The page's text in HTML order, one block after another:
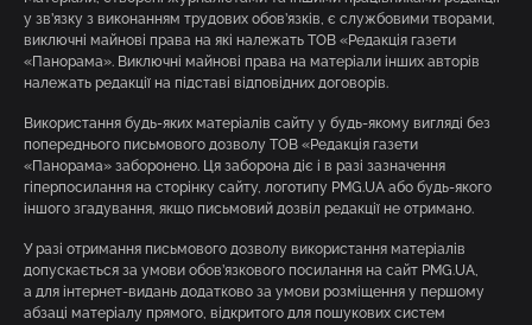
у зв’язку з виконанням трудових обов’язків, є службовими творами,
виключні майнові права на які належать ТОВ «Редакція газети
«Панорама». Виключні майнові права на матеріали інших авторів
належать редакції на підставі відповідних договорів.
Використання будь-яких матеріалів сайту у будь-якому вигляді без
попереднього письмового дозволу ТОВ «Редакція газети
«Панорама» заборонено. Ця заборона діє і в разі зазначення
гіперпосилання на сторінку сайту, логотипу PMG.UA або будь-якого
іншого згадування, якщо письмовий дозвіл редакції не отримано.
У разі отримання письмового дозволу використання матеріалів
допускається за умови обов’язкового посилання на сайт PMG.UA,
а для інтернет-видань додатково за умови розміщення у першому
абзаці матеріалу прямого, відкритого для пошукових систем